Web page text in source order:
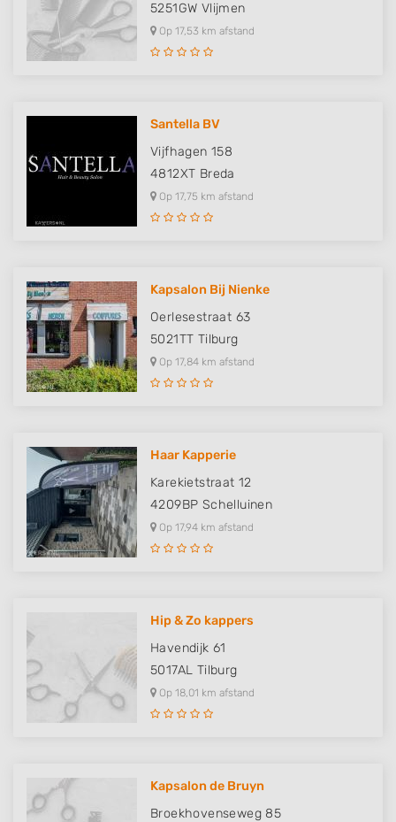
5251GW Vlijmen
Op 17,53 km afstand
Santella BV
Vijfhagen 158
4812XT Breda
Op 17,75 km afstand
Kapsalon Bij Nienke
Oerlesestraat 63
5021TT Tilburg
Op 17,84 km afstand
Haar Kapperie
Karekietstraat 12
4209BP Schelluinen
Op 17,94 km afstand
Hip & Zo kappers
Havendijk 61
5017AL Tilburg
Op 18,01 km afstand
Kapsalon de Bruyn
Broekhovenseweg 85